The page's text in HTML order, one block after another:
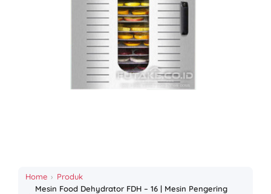
Home
Produk
Mesin Food Dehydrator FDH – 16 | Mesin Pengering